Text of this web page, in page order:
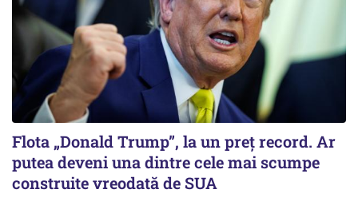
Flota „Donald Trump”, la un preț record. Ar
putea deveni una dintre cele mai scumpe
construite vreodată de SUA